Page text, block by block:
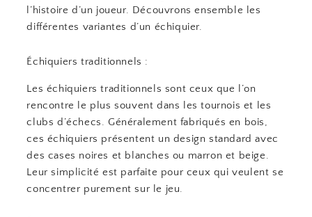
l’histoire d’un joueur. Découvrons ensemble les
différentes variantes d’un échiquier.
Échiquiers traditionnels :
Les échiquiers traditionnels sont ceux que l’on
rencontre le plus souvent dans les tournois et les
clubs d’échecs. Généralement fabriqués en bois,
ces échiquiers présentent un design standard avec
des cases noires et blanches ou marron et beige.
Leur simplicité est parfaite pour ceux qui veulent se
concentrer purement sur le jeu.